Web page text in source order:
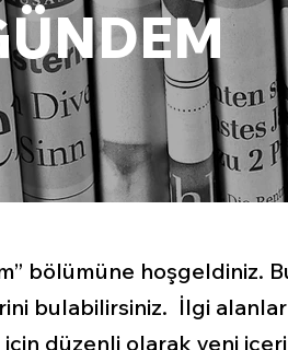
bölümüne hoşgeldiniz.
bulabilirsiniz. İlgi
düzenli olarak yeni